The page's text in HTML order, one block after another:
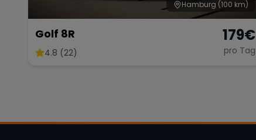
Hamburg (100 km)
Golf 8R
4.8 (22)
179€
pro Tag